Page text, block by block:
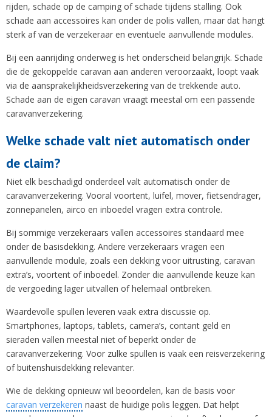
rijden, schade op de camping of schade tijdens stalling. Ook
schade aan accessoires kan onder de polis vallen, maar dat hangt
sterk af van de verzekeraar en eventuele aanvullende modules.
Bij een aanrijding onderweg is het onderscheid belangrijk. Schade
die de gekoppelde caravan aan anderen veroorzaakt, loopt vaak
via de aansprakelijkheidsverzekering van de trekkende auto.
Schade aan de eigen caravan vraagt meestal om een passende
caravanverzekering.
Welke schade valt niet automatisch onder
de claim?
Niet elk beschadigd onderdeel valt automatisch onder de
caravanverzekering. Vooral voortent, luifel, mover, fietsendrager,
zonnepanelen, airco en inboedel vragen extra controle.
Bij sommige verzekeraars vallen accessoires standaard mee
onder de basisdekking. Andere verzekeraars vragen een
aanvullende module, zoals een dekking voor uitrusting, caravan
extra’s, voortent of inboedel. Zonder die aanvullende keuze kan
de vergoeding lager uitvallen of helemaal ontbreken.
Waardevolle spullen leveren vaak extra discussie op.
Smartphones, laptops, tablets, camera’s, contant geld en
sieraden vallen meestal niet of beperkt onder de
caravanverzekering. Voor zulke spullen is vaak een reisverzekering
of buitenshuisdekking relevanter.
Wie de dekking opnieuw wil beoordelen, kan de basis voor
caravan verzekeren naast de huidige polis leggen. Dat helpt